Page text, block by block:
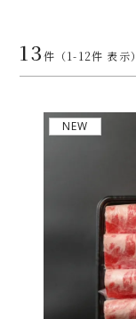
13件（1-12件 表示）
NEW